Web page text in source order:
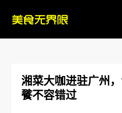
湘菜大咖进驻广州
餮不容错过